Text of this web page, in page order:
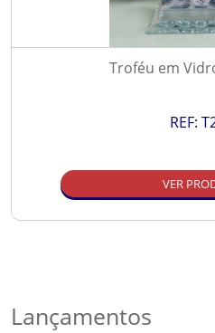
Troféu em
REF:
VER
Lançamentos